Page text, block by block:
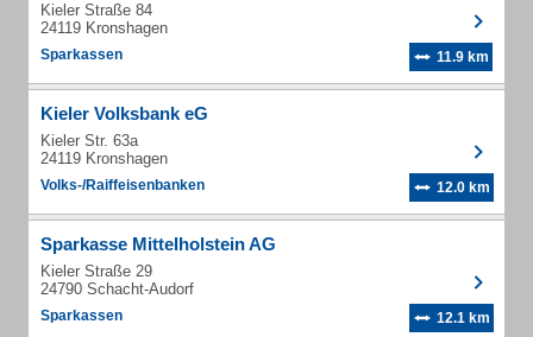
Kieler Straße 84
24119 Kronshagen
Sparkassen 11.9 km
Kieler Volksbank eG
Kieler Str. 63a
24119 Kronshagen
Volks-/Raiffeisenbanken 12.0 km
Sparkasse Mittelholstein AG
Kieler Straße 29
24790 Schacht-Audorf
Sparkassen 12.1 km